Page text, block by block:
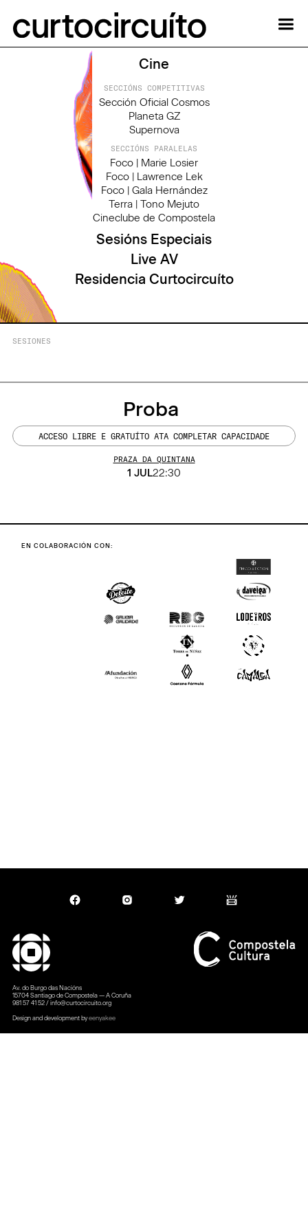
Cine
SECCIÓNS COMPETITIVAS
Sección Oficial Cosmos
Planeta GZ
Supernova
SECCIÓNS PARALELAS
Foco | Marie Losier
Foco | Lawrence Lek
Foco | Gala Hernández
Terra | Tono Mejuto
Cineclube de Compostela
Sesións Especiais
Live AV
Residencia Curtocircuíto
SESIONES
Proba
1 JUL22:30
PRAZA DA QUINTANA
ACCESO LIBRE E GRATUÍTO ATA COMPLETAR CAPACIDADE
EN COLABORACIÓN CON:
Av. do Burgo das Nacións
15704 Santiago de Compostela — A Coruña
981 57 41 52 / info@curtocircuito.org
Design and development byeenyakee